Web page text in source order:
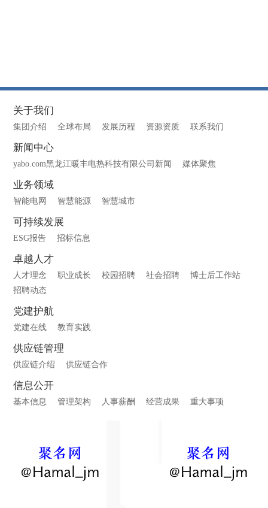
关于我们
集团介绍 全球布局 发展历程 资源资质 联系我们
新闻中心
yabo.com黑龙江暖丰电热科技有限公司新闻 媒体聚焦
业务领域
智能电网 智慧能源 智慧城市
可持续发展
ESG报告 招标信息
卓越人才
人才理念 职业成长 校园招聘 社会招聘
博士后工作站
招聘动态
党建护航
党建在线 教育实践
供应链管理
供应链介绍 供应链合作
信息公开
基本信息 管理架构 人事薪酬 经营成果 重大事项